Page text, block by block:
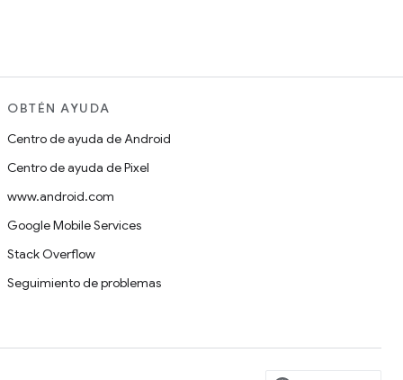
OBTÉN AYUDA
Centro de ayuda de Android
Centro de ayuda de Pixel
www.android.com
Google Mobile Services
Stack Overflow
Seguimiento de problemas